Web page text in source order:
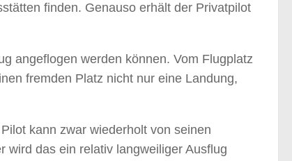
finden. Genauso erhält der Privatpilot
angeflogen werden können. Vom Flugplatz
fremden Platz nicht nur eine Landung,
kann zwar wiederholt von seinen
wird das ein relativ langweiliger Ausflug